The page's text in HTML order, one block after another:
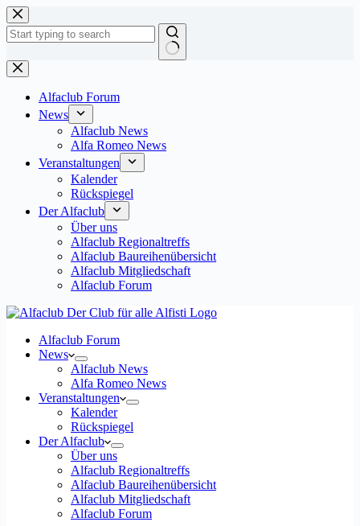
Zum
Inhalt
springen
Keine
Ergebnisse
Alfaclub Forum
News
Alfaclub News
Alfa Romeo News
Veranstaltungen
Kalender
Rückspiegel
Der Alfaclub
Über uns
Alfaclub Regionaltreffs
Alfaclub Baureihenübersicht
Alfaclub Mitgliedschaft
Alfaclub Forum
Alfaclub Forum
News
Alfaclub News
Alfa Romeo News
Veranstaltungen
Kalender
Rückspiegel
Der Alfaclub
Über uns
Alfaclub Regionaltreffs
Alfaclub Baureihenübersicht
Alfaclub Mitgliedschaft
Alfaclub Forum